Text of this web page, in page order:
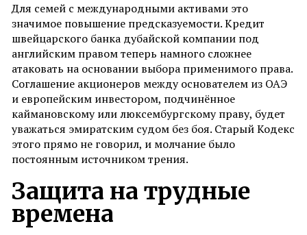
Для семей с международными активами это
значимое повышение предсказуемости. Кредит
швейцарского банка дубайской компании под
английским правом теперь намного сложнее
атаковать на основании выбора применимого права.
Соглашение акционеров между основателем из ОАЭ
и европейским инвестором, подчинённое
каймановскому или люксембургскому праву, будет
уважаться эмиратским судом без боя. Старый Кодекс
этого прямо не говорил, и молчание было
постоянным источником трения.
Защита на трудные
времена